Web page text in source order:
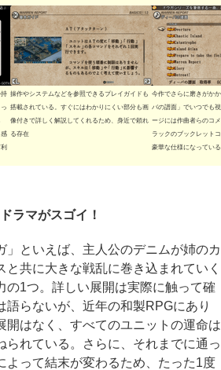
操作やシステムなどを参照できるプレイガイドも
搭載されている。すぐにはわかりにくい部分も画
像付きで詳しく解説してくれるため、身近で頼れ
る存在
今作でさらに磨きがか
バの譜面」でいつでも
ージには作曲者らのコ
ラックのブックレット
豪華な仕様になっている
ラマがスゴイ！
といえば、主人公のデニムが姉のカ
共に大きな戦乱に巻き込まれていく
の1つ。詳しい展開は実際に触って確
語らないが、近年の和製RPGにあり
開はなく、すべてのユニットの運命は
られている。さらに、それまでに通っ
よって結末が変わるため、たった1度